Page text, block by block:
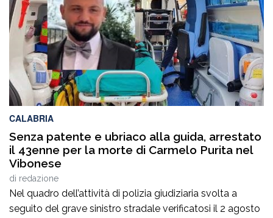
territorio, offrendo al pubblico l’opportunità di conoscere
più da […]
CALABRIA
Senza patente e ubriaco alla guida, arrestato
il 43enne per la morte di Carmelo Purita nel
Vibonese
di redazione
Nel quadro dell’attività di polizia giudiziaria svolta a
seguito del grave sinistro stradale verificatosi il 2 agosto